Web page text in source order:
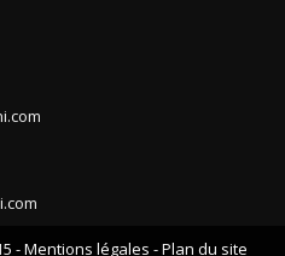
-Mentions légales -Plan du site